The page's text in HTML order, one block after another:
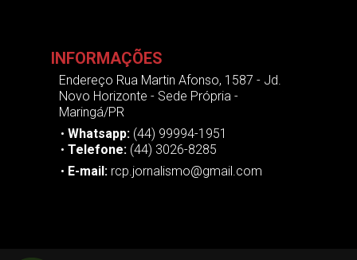
INFORMAÇÕES
Endereço Rua Martin Afonso, 1587 - Jd.
Novo Horizonte - Sede Própria -
Maringá/PR
• Whatsapp: (44) 99994-1951
• Telefone: (44) 3026-8285
• E-mail: rcp.jornalismo@gmail.com